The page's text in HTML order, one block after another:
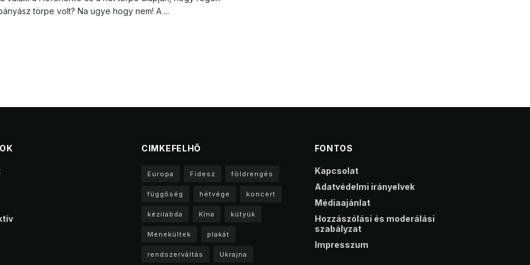
törpe volt? Na ugye hogy nem! A ...
CIMKEFELHŐ
Europa Fidesz földrengés
függőség hétvége koncert
kézilabda Kína kütyük
Menekültek plakát
rendszerváltás Ukrajna
FONTOS
Kapcsolat
Adatvédelmi irányelvek
Médiaajánlat
Hozzászólási és moderálási
szabályzat
Impresszum